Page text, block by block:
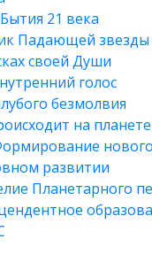
21 века
Падающей звезды
своей Души
голос
безмолвия
на планете
развитии
Планетарного